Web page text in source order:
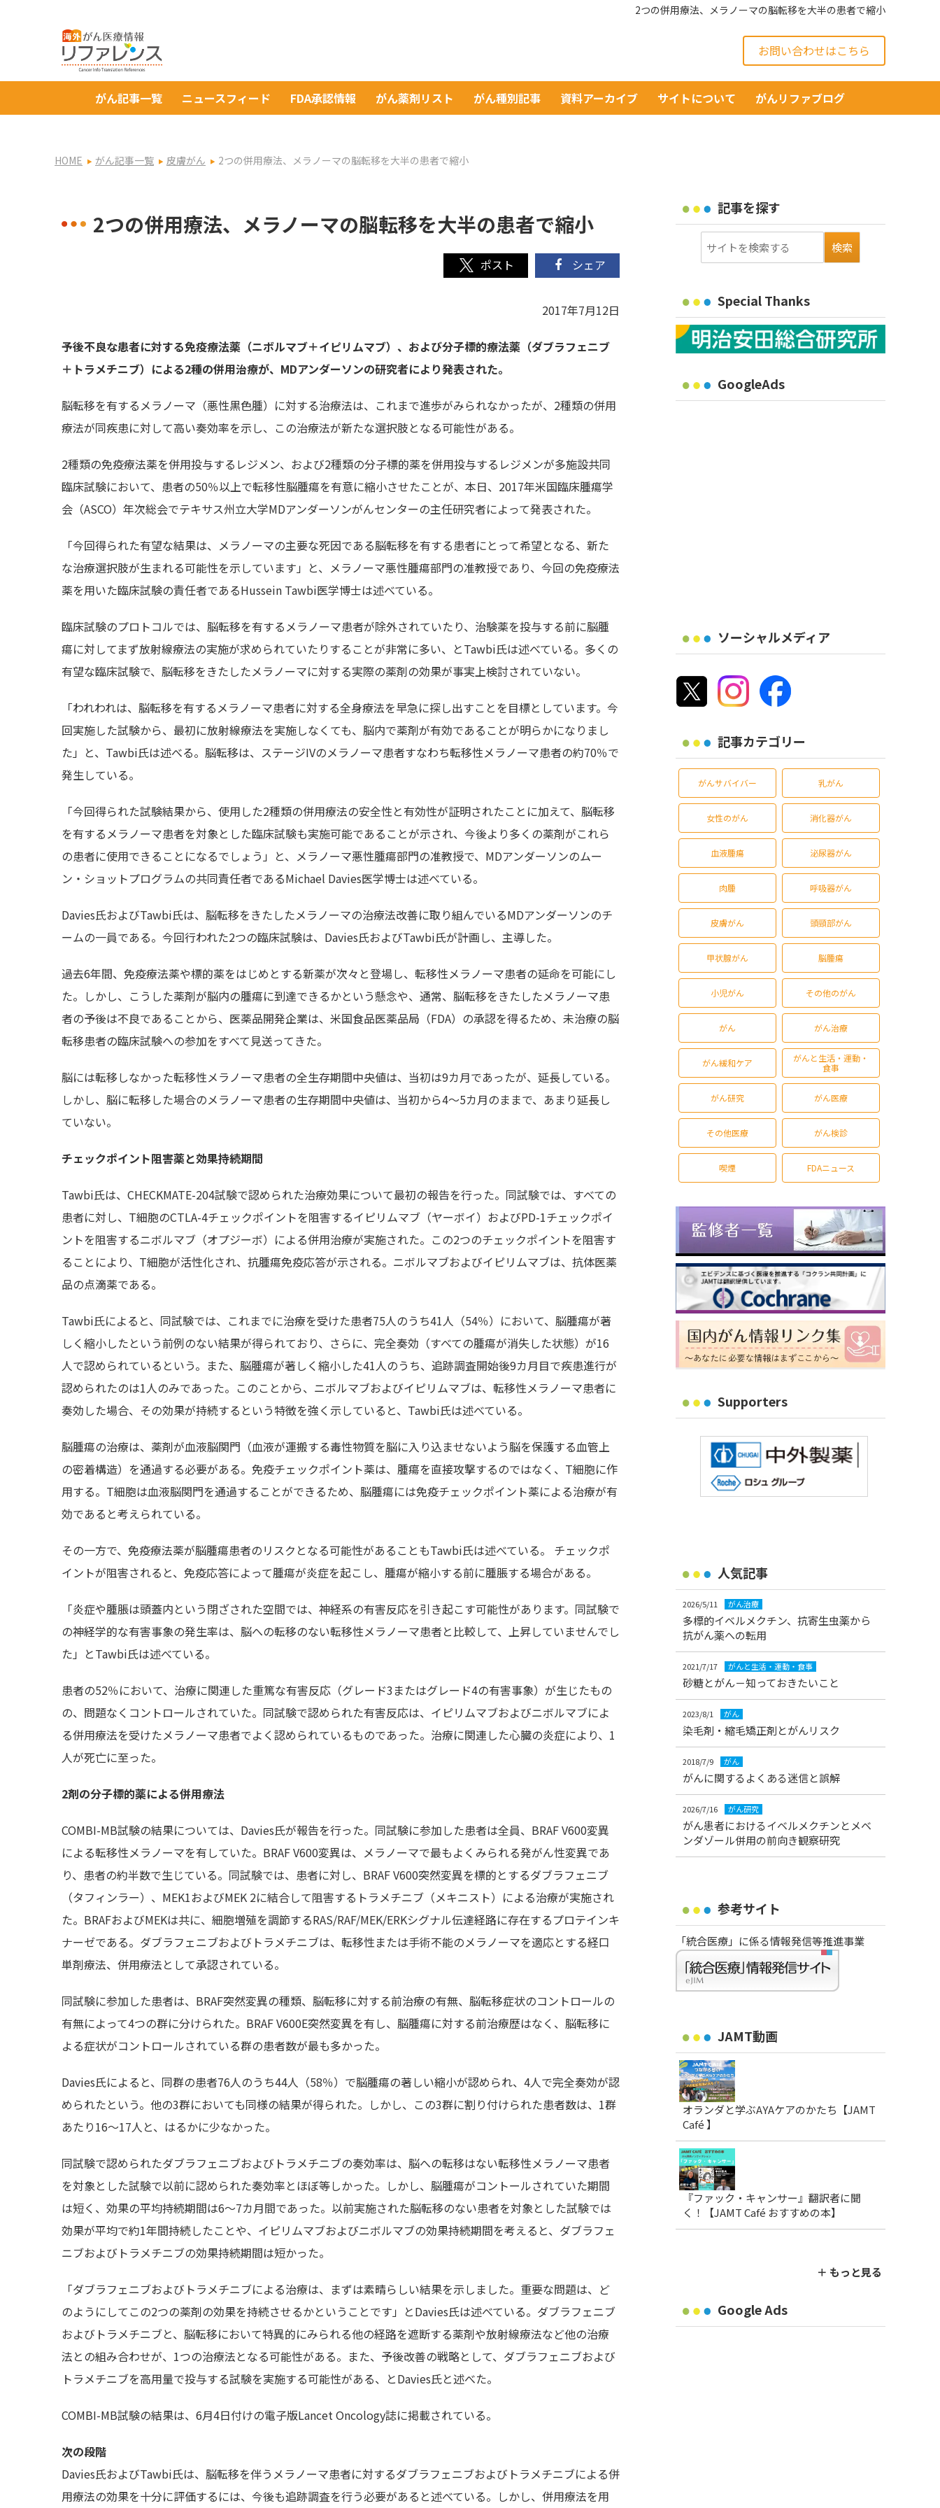
2つの併用療法、メラノーマの脳転移を大半の患者で縮小
お問い合わせはこちら
がん記事一覧 ニュースフィード FDA承認情報 がん薬剤リスト がん種別記事 資料アーカイブ サイトについて がんリファブログ
HOME がん記事一覧 皮膚がん 2つの併用療法、メラノーマの脳転移を大半の患者で縮小
2つの併用療法、メラノーマの脳転移を大半の患者で縮小
シェア
2017年7月12日
予後不良な患者に対する免疫療法薬（ニボルマブ＋イピリムマブ）、および分子標的療法薬（ダブラフェニブ
＋トラメチニブ）による2種の併用治療が、MDアンダーソンの研究者により発表された。
脳転移を有するメラノーマ（悪性黒色腫）に対する治療法は、これまで進歩がみられなかったが、2種類の併用
療法が同疾患に対して高い奏効率を示し、この治療法が新たな選択肢となる可能性がある。
2種類の免疫療法薬を併用投与するレジメン、および2種類の分子標的薬を併用投与するレジメンが多施設共同
臨床試験において、患者の50％以上で転移性脳腫瘍を有意に縮小させたことが、本日、2017年米国臨床腫瘍学
会（ASCO）年次総会でテキサス州立大学MDアンダーソンがんセンターの主任研究者によって発表された。
「今回得られた有望な結果は、メラノーマの主要な死因である脳転移を有する患者にとって希望となる、新た
な治療選択肢が生まれる可能性を示しています」と、メラノーマ悪性腫瘍部門の准教授であり、今回の免疫療法
薬を用いた臨床試験の責任者であるHussein Tawbi医学博士は述べている。
臨床試験のプロトコルでは、脳転移を有するメラノーマ患者が除外されていたり、治験薬を投与する前に脳腫
瘍に対してまず放射線療法の実施が求められていたりすることが非常に多い、とTawbi氏は述べている。多くの
有望な臨床試験で、脳転移をきたしたメラノーマに対する実際の薬剤の効果が事実上検討されていない。
「われわれは、脳転移を有するメラノーマ患者に対する全身療法を早急に探し出すことを目標としています。今
回実施した試験から、最初に放射線療法を実施しなくても、脳内で薬剤が有効であることが明らかになりまし
た」と、Tawbi氏は述べる。脳転移は、ステージIVのメラノーマ患者すなわち転移性メラノーマ患者の約70％で
発生している。
「今回得られた試験結果から、使用した2種類の併用療法の安全性と有効性が証明されたことに加えて、脳転移
を有するメラノーマ患者を対象とした臨床試験も実施可能であることが示され、今後より多くの薬剤がこれら
の患者に使用できることになるでしょう」と、メラノーマ悪性腫瘍部門の准教授で、MDアンダーソンのムー
ン・ショットプログラムの共同責任者であるMichael Davies医学博士は述べている。
Davies氏およびTawbi氏は、脳転移をきたしたメラノーマの治療法改善に取り組んでいるMDアンダーソンのチ
ームの一員である。今回行われた2つの臨床試験は、Davies氏およびTawbi氏が計画し、主導した。
過去6年間、免疫療法薬や標的薬をはじめとする新薬が次々と登場し、転移性メラノーマ患者の延命を可能にし
た。しかし、こうした薬剤が脳内の腫瘍に到達できるかという懸念や、通常、脳転移をきたしたメラノーマ患
者の予後は不良であることから、医薬品開発企業は、米国食品医薬品局（FDA）の承認を得るため、未治療の脳
転移患者の臨床試験への参加をすべて見送ってきた。
脳には転移しなかった転移性メラノーマ患者の全生存期間中央値は、当初は9カ月であったが、延長している。
しかし、脳に転移した場合のメラノーマ患者の生存期間中央値は、当初から4～5カ月のままで、あまり延長し
ていない。
チェックポイント阻害薬と効果持続期間
Tawbi氏は、CHECKMATE-204試験で認められた治療効果について最初の報告を行った。同試験では、すべての
患者に対し、T細胞のCTLA-4チェックポイントを阻害するイピリムマブ（ヤーボイ）およびPD-1チェックポイ
ントを阻害するニボルマブ（オプジーボ）による併用治療が実施された。この2つのチェックポイントを阻害す
ることにより、T細胞が活性化され、抗腫瘍免疫応答が示される。ニボルマブおよびイピリムマブは、抗体医薬
品の点滴薬である。
Tawbi氏によると、同試験では、これまでに治療を受けた患者75人のうち41人（54％）において、脳腫瘍が著
しく縮小したという前例のない結果が得られており、さらに、完全奏効（すべての腫瘍が消失した状態）が16
人で認められているという。また、脳腫瘍が著しく縮小した41人のうち、追跡調査開始後9カ月目で疾患進行が
認められたのは1人のみであった。このことから、ニボルマブおよびイピリムマブは、転移性メラノーマ患者に
奏効した場合、その効果が持続するという特徴を強く示していると、Tawbi氏は述べている。
脳腫瘍の治療は、薬剤が血液脳関門（血液が運搬する毒性物質を脳に入り込ませないよう脳を保護する血管上
の密着構造）を通過する必要がある。免疫チェックポイント薬は、腫瘍を直接攻撃するのではなく、T細胞に作
用する。T細胞は血液脳関門を通過することができるため、脳腫瘍には免疫チェックポイント薬による治療が有
効であると考えられている。
その一方で、免疫療法薬が脳腫瘍患者のリスクとなる可能性があることもTawbi氏は述べている。 チェックポ
イントが阻害されると、免疫応答によって腫瘍が炎症を起こし、腫瘍が縮小する前に腫脹する場合がある。
「炎症や腫脹は頭蓋内という閉ざされた空間では、神経系の有害反応を引き起こす可能性があります。同試験で
の神経学的な有害事象の発生率は、脳への転移のない転移性メラノーマ患者と比較して、上昇していませんでし
た」とTawbi氏は述べている。
患者の52％において、治療に関連した重篤な有害反応（グレード3またはグレード4の有害事象）が生じたもの
の、問題なくコントロールされていた。同試験で認められた有害反応は、イピリムマブおよびニボルマブによ
る併用療法を受けたメラノーマ患者でよく認められているものであった。治療に関連した心臓の炎症により、1
人が死亡に至った。
2剤の分子標的薬による併用療法
COMBI-MB試験の結果については、Davies氏が報告を行った。同試験に参加した患者は全員、BRAF V600変異
による転移性メラノーマを有していた。BRAF V600変異は、メラノーマで最もよくみられる発がん性変異であ
り、患者の約半数で生じている。同試験では、患者に対し、BRAF V600突然変異を標的とするダブラフェニブ
（タフィンラー）、MEK1およびMEK 2に結合して阻害するトラメチニブ（メキニスト）による治療が実施され
た。BRAFおよびMEKは共に、細胞増殖を調節するRAS/RAF/MEK/ERKシグナル伝達経路に存在するプロテインキ
ナーゼである。ダブラフェニブおよびトラメチニブは、転移性または手術不能のメラノーマを適応とする経口
単剤療法、併用療法として承認されている。
同試験に参加した患者は、BRAF突然変異の種類、脳転移に対する前治療の有無、脳転移症状のコントロールの
有無によって4つの群に分けられた。BRAF V600E突然変異を有し、脳腫瘍に対する前治療歴はなく、脳転移に
よる症状がコントロールされている群の患者数が最も多かった。
Davies氏によると、同群の患者76人のうち44人（58％）で脳腫瘍の著しい縮小が認められ、4人で完全奏効が認
められたという。他の3群においても同様の結果が得られた。しかし、この3群に割り付けられた患者数は、1群
あたり16～17人と、はるかに少なかった。
同試験で認められたダブラフェニブおよびトラメチニブの奏効率は、脳への転移はない転移性メラノーマ患者
を対象とした試験で以前に認められた奏効率とほぼ等しかった。しかし、脳腫瘍がコントールされていた期間
は短く、効果の平均持続期間は6〜7カ月間であった。以前実施された脳転移のない患者を対象とした試験では
効果が平均で約1年間持続したことや、イピリムマブおよびニボルマブの効果持続期間を考えると、ダブラフェ
ニブおよびトラメチニブの効果持続期間は短かった。
「ダブラフェニブおよびトラメチニブによる治療は、まずは素晴らしい結果を示しました。重要な問題は、ど
のようにしてこの2つの薬剤の効果を持続させるかということです」とDavies氏は述べている。ダブラフェニブ
およびトラメチニブと、脳転移において特異的にみられる他の経路を遮断する薬剤や放射線療法など他の治療
法との組み合わせが、1つの治療法となる可能性がある。また、予後改善の戦略として、ダブラフェニブおよび
トラメチニブを高用量で投与する試験を実施する可能性がある、とDavies氏と述べた。
COMBI-MB試験の結果は、6月4日付けの電子版Lancet Oncology誌に掲載されている。
次の段階
Davies氏およびTawbi氏は、脳転移を伴うメラノーマ患者に対するダブラフェニブおよびトラメチニブによる併
用療法の効果を十分に評価するには、今後も追跡調査を行う必要があると述べている。しかし、併用療法を用
記事を探す
Special Thanks
GoogleAds
ソーシャルメディア
記事カテゴリー
がんサバイバー 乳がん
女性のがん 消化器がん
血液腫瘍 泌尿器がん
肉腫 呼吸器がん
皮膚がん 頭頸部がん
甲状腺がん 脳腫瘍
小児がん その他のがん
がん がん治療
がん緩和ケア
がんと生活・運動・
食事
がん研究 がん医療
その他医療 がん検診
喫煙 FDAニュース
Supporters
人気記事
2026/5/11 がん治療
多標的イベルメクチン、抗寄生虫薬から
抗がん薬への転用
2021/7/17 がんと生活・運動・食事
砂糖とがん－知っておきたいこと
2023/8/1 がん
染毛剤・縮毛矯正剤とがんリスク
2018/7/9 がん
がんに関するよくある迷信と誤解
2026/7/16 がん研究
がん患者におけるイベルメクチンとメベ
ンダゾール併用の前向き観察研究
参考サイト
「統合医療」に係る情報発信等推進事業
JAMT動画
オランダと学ぶAYAケアのかたち【JAMT
Café 】
『ファック・キャンサー』翻訳者に聞
く！【JAMT Café おすすめの本】
＋ もっと見る
Google Ads